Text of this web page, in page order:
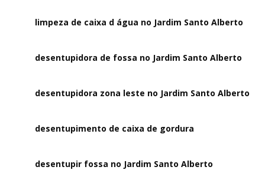
limpeza de caixa d água no Jardim Santo Alberto
desentupidora de fossa no Jardim Santo Alberto
desentupidora zona leste no Jardim Santo Alberto
desentupimento de caixa de gordura
desentupir fossa no Jardim Santo Alberto